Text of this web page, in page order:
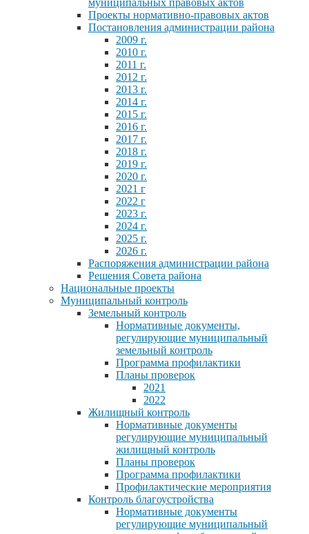
Проекты нормативно-правовых актов
Постановления администрации района
2009 г.
2010 г.
2011 г.
2012 г.
2013 г.
2014 г.
2015 г.
2016 г.
2017 г.
2018 г.
2019 г.
2020 г.
2021 г
2022 г
2023 г.
2024 г.
2025 г.
2026 г.
Распоряжения администрации района
Решения Совета района
Национальные проекты
Муниципальный контроль
Земельный контроль
Нормативные документы,
регулирующие муниципальный
земельный контроль
Программа профилактики
Планы проверок
2021
2022
Жилищный контроль
Нормативные документы
регулирующие муниципальный
жилищный контроль
Планы проверок
Программа профилактики
Профилактические мероприятия
Контроль благоустройства
Нормативные документы
регулирующие муниципальный